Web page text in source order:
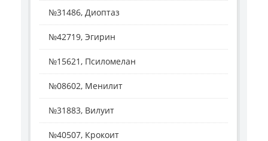
№31486, Диоптаз
№42719, Эгирин
№15621, Псиломелан
№08602, Менилит
№31883, Вилуит
№40507, Крокоит